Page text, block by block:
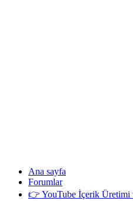
Ana sayfa
Forumlar
👉 YouTube İçerik Üretimi